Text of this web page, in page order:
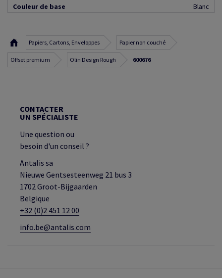
Couleur de base
Blanc
Papiers, Cartons, Enveloppes Papier non couché
Offset premium Olin Design Rough 600676
CONTACTER
UN SPÉCIALISTE
Une question ou
besoin d'un conseil ?
Antalis sa
Nieuwe Gentsesteenweg 21 bus 3
1702 Groot-Bijgaarden
Belgique
+32 (0)2 451 12 00
info.be@antalis.com